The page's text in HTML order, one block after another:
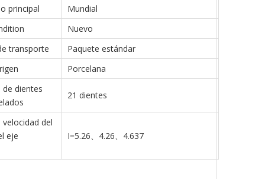
principal
Mundial
Nuevo
transporte
Paquete estándar
Porcelana
dientes
21 dientes
velocidad del
eje
I=5.26、4.26、4.637